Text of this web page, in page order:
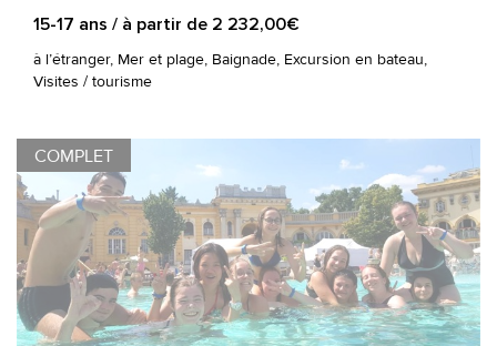
15-17 ans / à partir de 2 232,00€
à l’étranger, Mer et plage, Baignade, Excursion en bateau,
Visites / tourisme
COMPLET